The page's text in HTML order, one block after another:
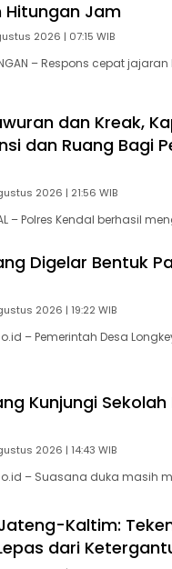
Jam
2026 | 07:15 WIB
– Respons cepat
dan Kreak,
dan Ruang Bagi
2026 | 21:56 WIB
– Polres Kendal berhasil
Digelar Bentuk
2026 | 19:22 WIB
– Pemerintah Desa
Kunjungi Sekolah
2026 | 14:43 WIB
– Suasana duka masih
Kaltim:
dari